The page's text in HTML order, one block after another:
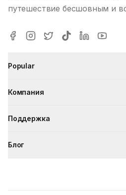
путешествие бесшовным и
Popular
Компания
Поддержка
Блог